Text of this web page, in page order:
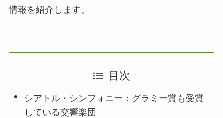
情報を紹介します。
目次
シアトル・シンフォニー：グラミー賞も受賞
している交響楽団